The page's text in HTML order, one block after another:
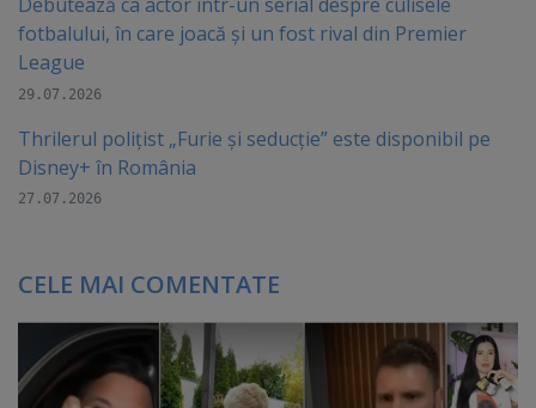
Debutează ca actor într-un serial despre culisele
fotbalului, în care joacă şi un fost rival din Premier
League
29.07.2026
Thrilerul polițist „Furie și seducție” este disponibil pe
Disney+ în România
27.07.2026
CELE MAI COMENTATE